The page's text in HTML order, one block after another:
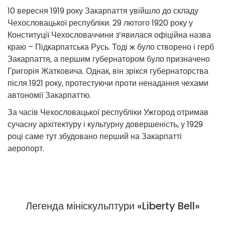
10 вересня 1919 року Закарпаття увійшло до складу
Чехословацької республіки. 29 лютого 1920 року у
Конституції Чехословаччини з’явилася офіційна назва
краю – Підкарпатська Русь. Тоді ж було створено і герб
Закарпаття, а першим губернатором було призначено
Григорія Жатковича. Однак, він зрікся губернаторства
після 1921 року, протестуючи проти ненадання чехами
автономії Закарпаттю.
За часів Чехословацької республіки Ужгород отримав
сучасну архітектуру і культурну довершеність, у 1929
році саме тут збудовано перший на Закарпатті
аеропорт.
Легенда мініскульптури «Liberty Bell»